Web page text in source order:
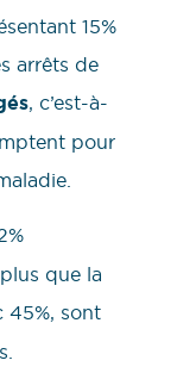
15%
arrêts de
, c’est-à-
pour
que la
45%, sont